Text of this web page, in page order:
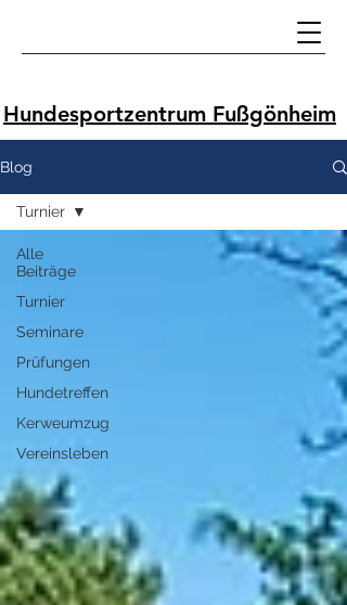
Hundesportzentrum Fußgönheim
Blog
Alle
Beiträge
Turnier
Seminare
Prüfungen
Hundetreffen
Kerweumzug
Vereinsleben
Turnier